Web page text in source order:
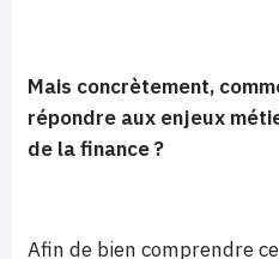
Mais concrètement,
répondre aux enjeux
de la finance ?
Afin de bien comprendre